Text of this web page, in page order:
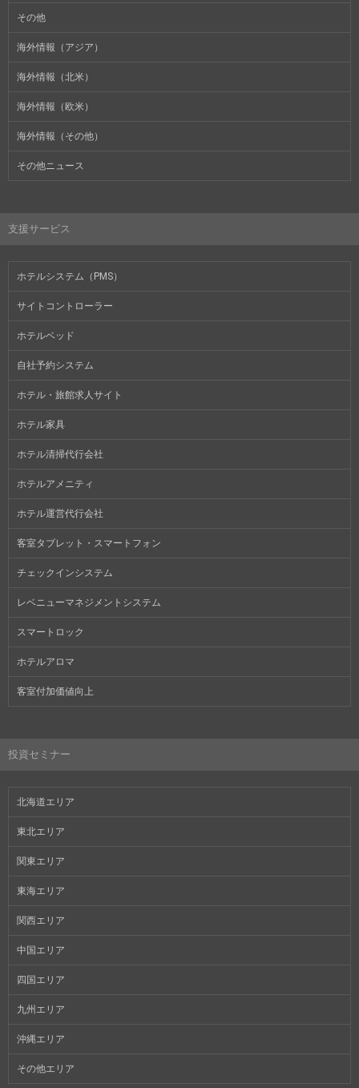
その他
海外情報（アジア）
海外情報（北米）
海外情報（欧米）
海外情報（その他）
その他ニュース
支援サービス
ホテルシステム（PMS）
サイトコントローラー
ホテルベッド
自社予約システム
ホテル・旅館求人サイト
ホテル家具
ホテル清掃代行会社
ホテルアメニティ
ホテル運営代行会社
客室タブレット・スマートフォン
チェックインシステム
レベニューマネジメントシステム
スマートロック
ホテルアロマ
客室付加価値向上
投資セミナー
北海道エリア
東北エリア
関東エリア
東海エリア
関西エリア
中国エリア
四国エリア
九州エリア
沖縄エリア
その他エリア